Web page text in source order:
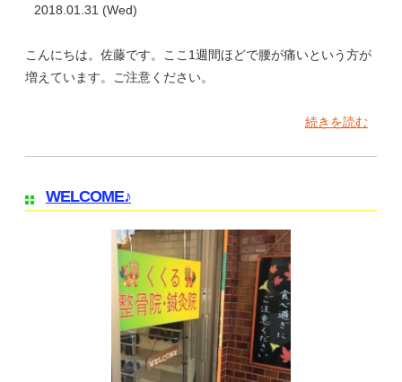
2018.01.31 (Wed)
こんにちは。佐藤です。ここ1週間ほどで腰が痛いという方が
増えています。ご注意ください。
続きを読む
WELCOME♪